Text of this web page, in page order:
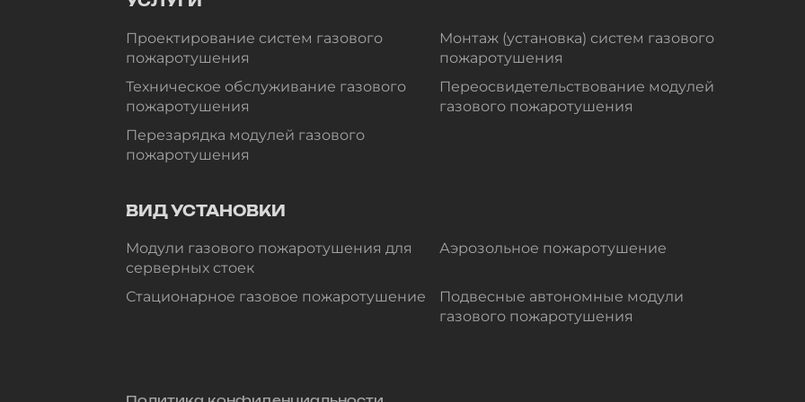
Проектирование систем газового
пожаротушения
Монтаж (установка) систем газового
пожаротушения
Техническое обслуживание газового
пожаротушения
Переосвидетельствование модулей
газового пожаротушения
Перезарядка модулей газового
пожаротушения
ВИД УСТАНОВКИ
Модули газового пожаротушения для
серверных стоек
Аэрозольное пожаротушение
Стационарное газовое пожаротушение
Подвесные автономные модули
газового пожаротушения